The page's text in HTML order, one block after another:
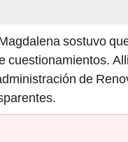
sostuvo
cuestionamientos.
de